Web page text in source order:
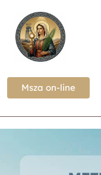
Msza on-line